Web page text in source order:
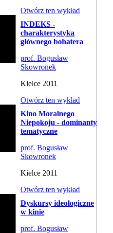
Otwórz ten wykład
INDEKS -
charakterystyka
głównego bohatera
prof. Bogusław
Skowronek
Kielce 2011
Otwórz ten wykład
Kino Moralnego
Niepokoju - dominanty
tematyczne
prof. Bogusław
Skowronek
Kielce 2011
Otwórz ten wykład
Dyskursy ideologiczne
w kinie
prof. Bogusław